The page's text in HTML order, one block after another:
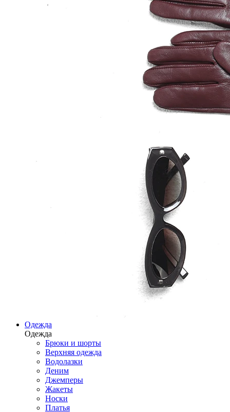
Одежда
Одежда
Брюки и шорты
Верхняя одежда
Водолазки
Деним
Джемперы
Жакеты
Носки
Платья